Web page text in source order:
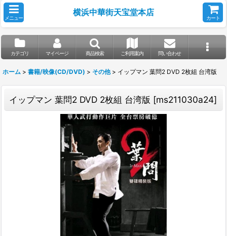
メニュー
横浜中華街天宝堂本店
カート
カテゴリ マイページ 商品検索 ご利用案内 問い合わせ
ホーム > 書籍/映像(CD/DVD) > その他 > イップマン 葉問2 DVD 2枚組 台湾版
イップマン 葉問2 DVD 2枚組 台湾版 [ms211030a24]